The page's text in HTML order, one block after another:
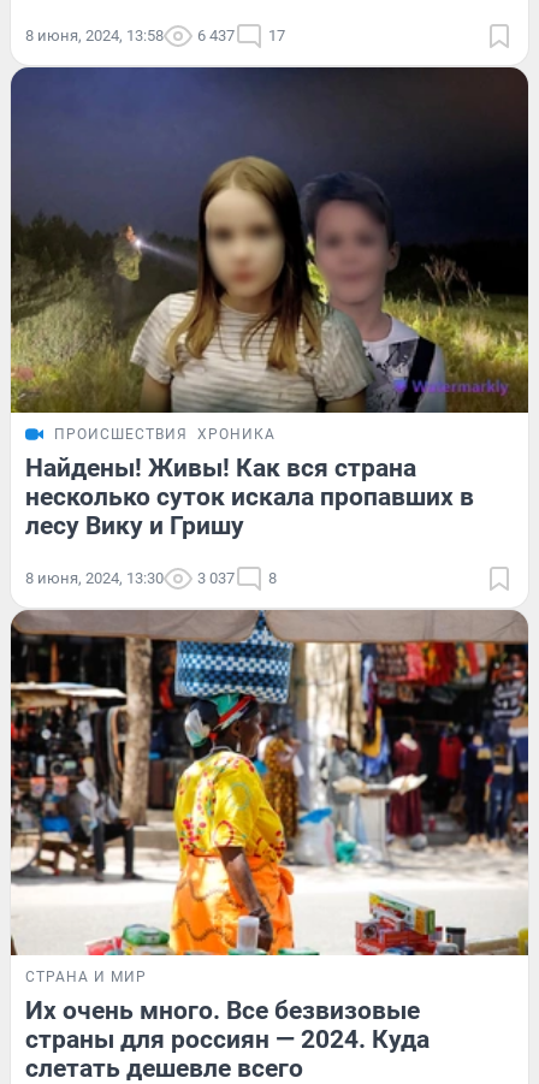
8 июня, 2024, 13:58 6 437 17
ПРОИСШЕСТВИЯ ХРОНИКА
Найдены! Живы! Как вся страна
несколько суток искала пропавших в
лесу Вику и Гришу
8 июня, 2024, 13:30 3 037 8
СТРАНА И МИР
Их очень много. Все безвизовые
страны для россиян — 2024. Куда
слетать дешевле всего